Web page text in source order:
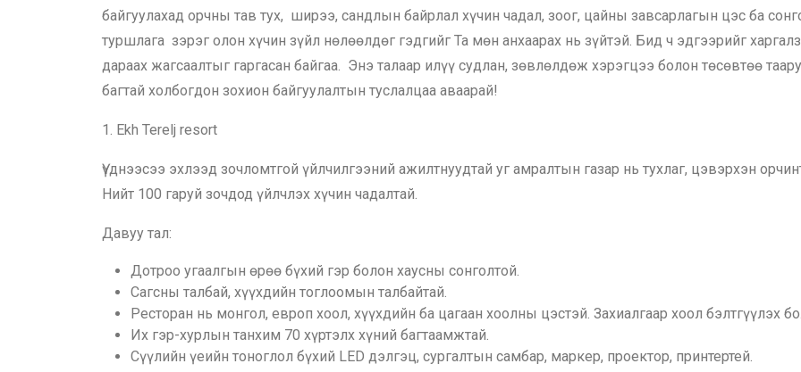
байгуулахад орчны тав тух, ширээ, сандлын байрлал хүчин чадал, зоог, цайны завсарлагын цэс ба
туршлага зэрэг олон хүчин зүйл нөлөөлдөг гэдгийг Та мөн анхаарах нь зүйтэй. Бид ч эдгээрийг
дараах жагсаалтыг гаргасан байгаа. Энэ талаар илүү судлан, зөвлөлдөж хэрэгцээ болон төсөвтөө
багтай холбогдон зохион байгуулалтын туслалцаа аваарай!
1. Ekh Terelj resort
Үүднээсээ эхлээд зочломтгой үйлчилгээний ажилтнуудтай уг амралтын газар нь тухлаг, цэвэрхэн
Нийт 100 гаруй зочдод үйлчлэх хүчин чадалтай.
Давуу тал:
Дотроо угаалгын өрөө бүхий гэр болон хаусны сонголтой.
Сагсны талбай, хүүхдийн тоглоомын талбайтай.
Ресторан нь монгол, европ хоол, хүүхдийн ба цагаан хоолны цэстэй. Захиалгаар хоол бэлтгүүлэх
Их гэр-хурлын танхим 70 хүртэлх хүний багтаамжтай.
Сүүлийн үеийн тоноглол бүхий LED дэлгэц, сургалтын самбар, маркер, проектор, принтертей.